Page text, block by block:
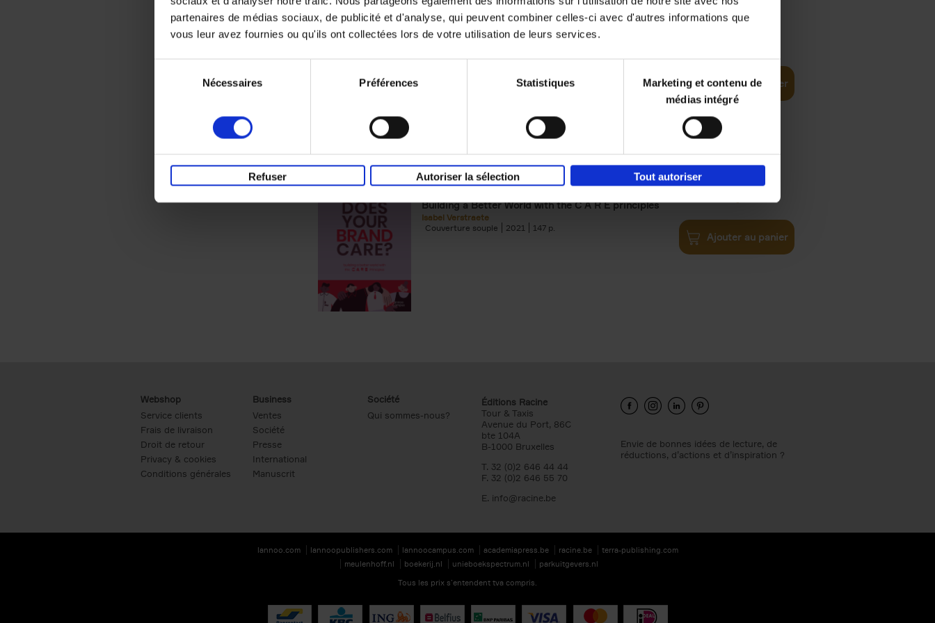
partenaires de médias sociaux, de publicité et d'analyse, qui peuvent combiner celles-ci avec d'autres informations que
vous leur avez fournies ou qu'ils ont collectées lors de votre utilisation de leurs services.
Nécessaires Préférences Statistiques
Marketing et contenu de
médias intégré
Refuser Autoriser la sélection Tout autoriser
Digital marketing like a PRO -
completely revised edition
Ajouter au panier
Does Your Brand Care?
Building a Better World with the C A R E principles
Isabel Verstraete
Couverture souple
2021 147
€34,99
Ajouter au panier
Webshop
Service clients
Frais de livraison
Droit de retour
Privacy & cookies
Conditions générales
Business
Ventes
Société
Presse
International
Manuscrit
Société
Qui sommes-nous?
Éditions Racine
Tour & Taxis
Avenue du Port, 86C
bte 104A
B-1000 Bruxelles
T. 32 (0)2 646 44 44
F. 32 (0)2 646 55 70
E. info@racine.be
Envie de bonnes idées de lecture, de
réductions, d’actions et d’inspiration ?
lannoo.com lannoopublishers.com lannoocampus.com academiapress.be racine.be
terra-publishing.com
meulenhoff.nl
boekerij.nl unieboekspectrum.nl
parkuitgevers.nl
Tous les prix s’entendent tva compris.